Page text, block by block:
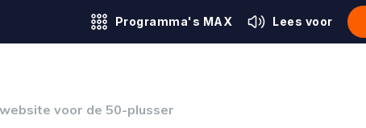
Programma's MAX Lees voor
voor de 50-plusser